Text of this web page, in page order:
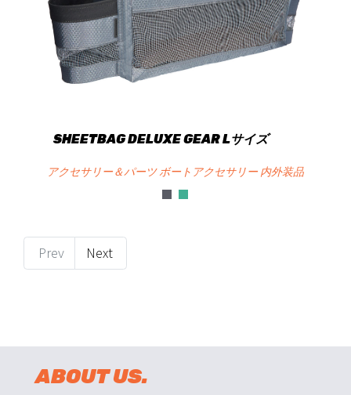
SHEETBAG DELUXE GEAR Lサイズ
アクセサリー＆パーツ ボートアクセサリー 内外装品
Prev Next
ABOUT US.